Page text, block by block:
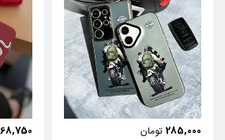
468,750